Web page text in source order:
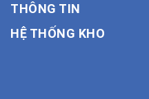
THÔNG TIN
HỆ THỐNG KHO